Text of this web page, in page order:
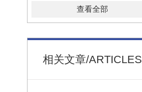
查看全部
相关文章/ARTICLES